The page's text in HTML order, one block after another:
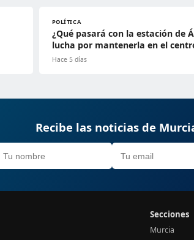
POLÍTICA
¿Qué pasará con la estación de
lucha por mantenerla en el
Hace 5 días
Recibe las noticias de
Secciones
Murcia